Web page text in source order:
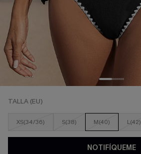
TALLA (EU)
XS(34/36) S(38) M(40) L(42)
NOTIFÍQUEME